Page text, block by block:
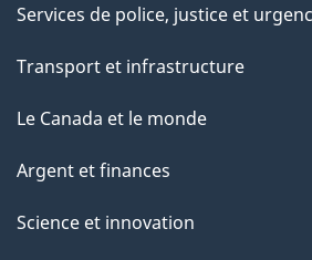
Services de police, justice et
Transport et infrastructure
Le Canada et le monde
Argent et finances
Science et innovation